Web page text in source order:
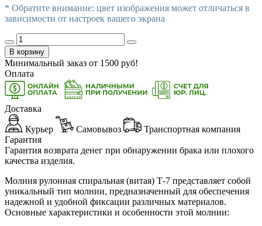
* Обратите внимание: цвет изображения может отличаться в
зависимости от настроек вашего экрана
В корзину
Минимальный заказ от 1500 руб!
Оплата
Доставка
Курьер Самовывоз
Транспортная компания
Гарантия
Гарантия возврата денег при обнаружении брака или плохого
качества изделия.
Молния рулонная спиральная (витая) Т-7 представляет собой
уникальный тип молнии, предназначенный для обеспечения
надежной и удобной фиксации различных материалов.
Основные характеристики и особенности этой молнии: